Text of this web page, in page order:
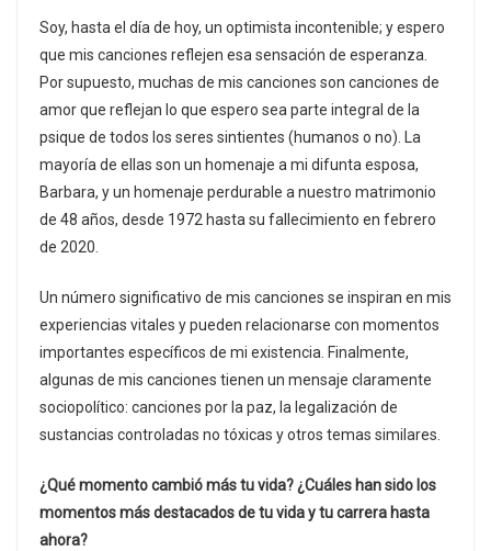
Soy, hasta el día de hoy, un optimista incontenible; y espero
que mis canciones reflejen esa sensación de esperanza.
Por supuesto, muchas de mis canciones son canciones de
amor que reflejan lo que espero sea parte integral de la
psique de todos los seres sintientes (humanos o no). La
mayoría de ellas son un homenaje a mi difunta esposa,
Barbara, y un homenaje perdurable a nuestro matrimonio
de 48 años, desde 1972 hasta su fallecimiento en febrero
de 2020.
Un número significativo de mis canciones se inspiran en mis
experiencias vitales y pueden relacionarse con momentos
importantes específicos de mi existencia. Finalmente,
algunas de mis canciones tienen un mensaje claramente
sociopolítico: canciones por la paz, la legalización de
sustancias controladas no tóxicas y otros temas similares.
¿Qué momento cambió más tu vida? ¿Cuáles han sido los
momentos más destacados de tu vida y tu carrera hasta
ahora?